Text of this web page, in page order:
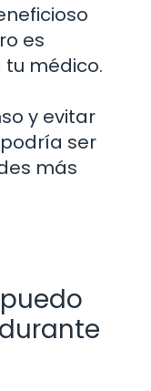
es
médico.
y evitar
ser
más